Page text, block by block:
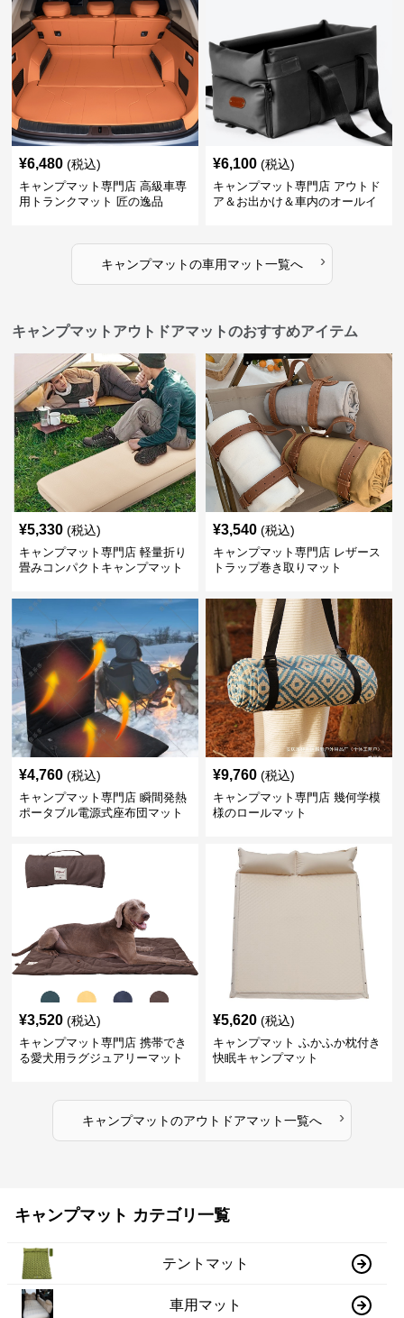
¥6,480 (税込)
キャンプマット専門店 高級車専
用トランクマット 匠の逸品
¥6,100 (税込)
キャンプマット専門店 アウトド
ア＆お出かけ＆車内のオールイ
キャンプマットの車用マット一覧へ ›
キャンプマットアウトドアマットのおすすめアイテム
¥5,330 (税込)
キャンプマット専門店 軽量折り
畳みコンパクトキャンプマット
¥3,540 (税込)
キャンプマット専門店 レザース
トラップ巻き取りマット
¥4,760 (税込)
キャンプマット専門店 瞬間発熱
ポータブル電源式座布団マット
¥9,760 (税込)
キャンプマット専門店 幾何学模
様のロールマット
¥3,520 (税込)
キャンプマット専門店 携帯でき
る愛犬用ラグジュアリーマット
¥5,620 (税込)
キャンプマット ふかふか枕付き
快眠キャンプマット
キャンプマットのアウトドアマット一覧へ ›
キャンプマット カテゴリ一覧
テントマット
車用マット